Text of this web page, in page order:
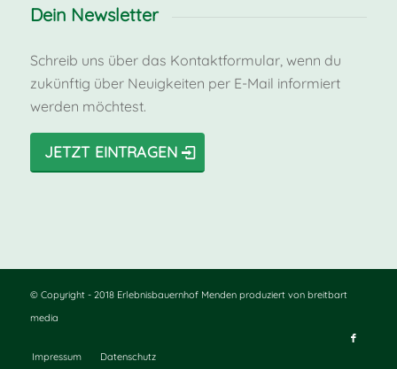
Dein Newsletter
Schreib uns über das Kontaktformular, wenn du
zukünftig über Neuigkeiten per E-Mail informiert
werden möchtest.
JETZT EINTRAGEN
© Copyright - 2018 Erlebnisbauernhof Menden produziert von breitbart
media
Impressum Datenschutz